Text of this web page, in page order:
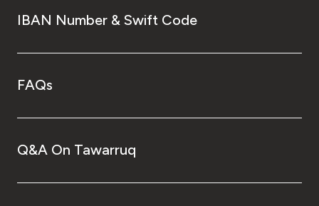
IBAN Number & Swift Code
FAQs
Q&A On Tawarruq